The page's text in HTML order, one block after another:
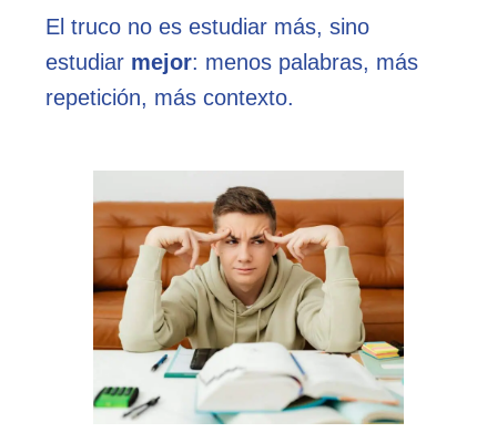
El truco no es estudiar más, sino
estudiar mejor: menos palabras, más
repetición, más contexto.